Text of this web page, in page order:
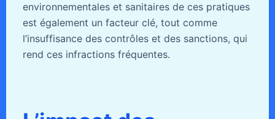
environnementales et sanitaires de ces pratiques
est également un facteur clé, tout comme
l’insuffisance des contrôles et des sanctions, qui
rend ces infractions fréquentes.